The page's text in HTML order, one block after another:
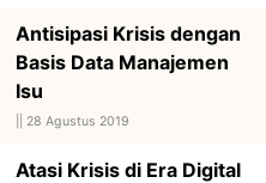
Antisipasi Krisis dengan
Basis Data Manajemen
Isu
28 Agustus 2019
Atasi Krisis di Era Digital